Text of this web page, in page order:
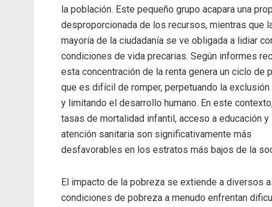
la población. Este pequeño grupo acapara una
desproporcionada de los recursos, mientras que
mayoría de la ciudadanía se ve obligada a lidiar
condiciones de vida precarias. Según informes
esta concentración de la renta genera un ciclo de
que es difícil de romper, perpetuando la
y limitando el desarrollo humano. En este
tasas de mortalidad infantil, acceso a educación y
atención sanitaria son significativamente más
desfavorables en los estratos más bajos de la
El impacto de la pobreza se extiende a diversos
condiciones de pobreza a menudo enfrentan